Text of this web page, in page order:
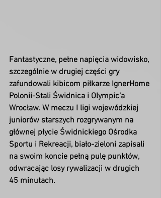
Fantastyczne, pełne napięcia widowisko,
szczególnie w drugiej części gry
zafundowali kibicom piłkarze IgnerHome
Polonii-Stali Świdnica i Olympic’a
Wrocław. W meczu I ligi wojewódzkiej
juniorów starszych rozgrywanym na
głównej płycie Świdnickiego Ośrodka
Sportu i Rekreacji, biało-zieloni zapisali
na swoim koncie pełną pulę punktów,
odwracając losy rywalizacji w drugich
45 minutach.